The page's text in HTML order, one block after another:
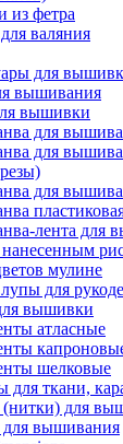
из фетра
валяния
для
вышивания
вышивки
для
для
для
лента для
мулине
для
вышивки
атласные
шелковые
для ткани,
для
вышивания